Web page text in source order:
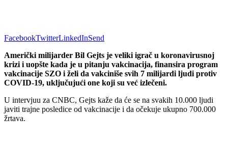
FacebookTwitterLinkedInSend
Američki milijarder Bil Gejts je veliki igrač u koronavirusnoj
krizi i uopšte kada je u pitanju vakcinacija, finansira program
vakcinacije SZO i želi da vakciniše svih 7 milijardi ljudi protiv
COVID-19, uključujući one koji su već izlečeni.
U intervjuu za CNBC, Gejts kaže da će se na svakih 10.000 ljudi
javiti trajne posledice od vakcinacije i da očekuje ukupno 700.000
žrtava.